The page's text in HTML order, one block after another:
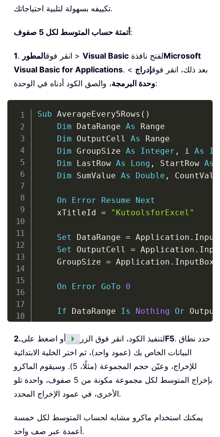
تكييفه بسهولة لتلبية احتياجاتك.
أتمتة حساب المتوسط لكل 5 صفوف:
1 . انقر فوقالمطور > Visual Basic لفتح نافذةMicrosoft
Visual Basic for Applications
. بعد ذلك، انقر فوقإدراج >
وحدة البرمجة، والصق الكود أدناه في الوحدة:
Sub AverageEvery5Rows ( )
Dim DataRange As Range
Dim OutputCell As Range
Dim GroupSize As Integer , i As
Dim LastRow As Long , StartRow As
Dim SumValue As Double ,
On Error Resume
Next
    xTitleId
= "KutoolsforExcel"
Set DataRange = Application .
Set OutputCell = Application .
    GroupSize
= Application . InputBox
On Error GoTo 0
If DataRange Is Nothing Or
    LastRow
= DataRange Rows
Count
    StartRow
=
    i
0
Do While StartRow <= LastRow
        SumValue
For
2. لتنفيذ الكود، انقر فوق الزر أو اضغط على F5. حدد نطاق
البيانات الخاص بك (عمود واحد)، ثم اختر الخلية الابتدائية
للإخراج، وعيّن حجم المجموعة (مثلًا، 5). وسيقوم الماكرو
بإخراج المتوسط لكل مجموعة مكونة من 5 صفوف، واحدة تلو
الأخرى، في عمود الإخراج المحدد.
يمكنك استخدام ماكرو مشابه لحساب المتوسط لكل خمسة
أعمدة عبر صف واحد.